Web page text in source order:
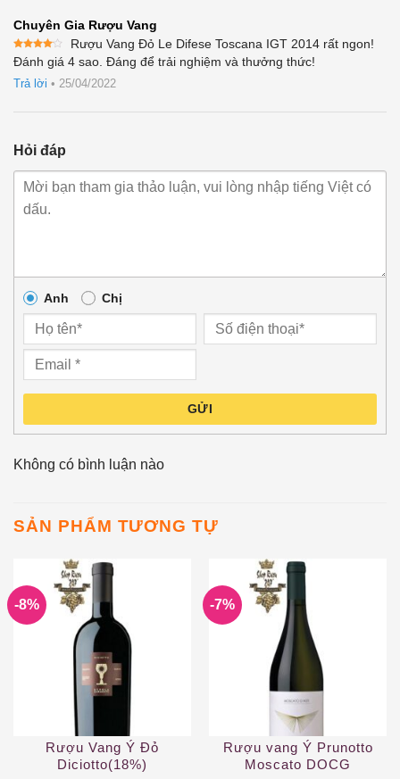
Chuyên Gia Rượu Vang
Được
xếp
hạng4
5 sao
Rượu Vang Đỏ Le Difese Toscana IGT 2014 rất ngon!
Đánh giá 4 sao. Đáng để trải nghiệm và thưởng thức!
Trả lời • 25/04/2022
Hỏi đáp
Anh Chị
GỬI
Không có bình luận nào
SẢN PHẨM TƯƠNG TỰ
-8%
Rượu Vang Ý Đỏ
Diciotto(18%)
-7%
Rượu vang Ý Prunotto
Moscato DOCG